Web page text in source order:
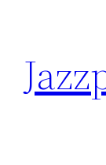
content